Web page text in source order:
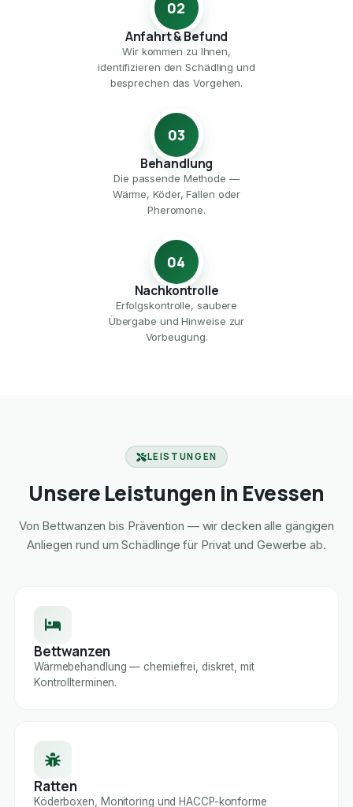
02
Anfahrt & Befund
Wir kommen zu Ihnen,
identifizieren den Schädling und
besprechen das Vorgehen.
03
Behandlung
Die passende Methode —
Wärme, Köder, Fallen oder
Pheromone.
04
Nachkontrolle
Erfolgskontrolle, saubere
Übergabe und Hinweise zur
Vorbeugung.
LEISTUNGEN
Unsere Leistungen in Evessen
Von Bettwanzen bis Prävention — wir decken alle gängigen
Anliegen rund um Schädlinge für Privat und Gewerbe ab.
Bettwanzen
Wärmebehandlung — chemiefrei, diskret, mit
Kontrollterminen.
Ratten
Köderboxen, Monitoring und HACCP-konforme